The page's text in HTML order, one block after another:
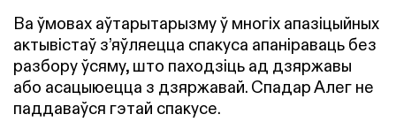
Ва ўмовах аўтарытарызму ў многіх апазіцыйных
актывістаў з’яўляецца спакуса апаніраваць без
разбору ўсяму, што паходзіць ад дзяржавы
або асацыюецца з дзяржавай. Спадар Алег не
паддаваўся гэтай спакусе.